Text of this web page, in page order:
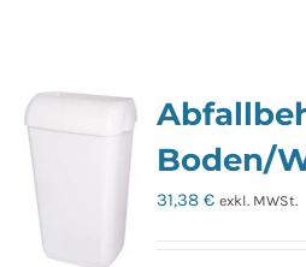
Boden/
31,38€ exkl. MWSt.